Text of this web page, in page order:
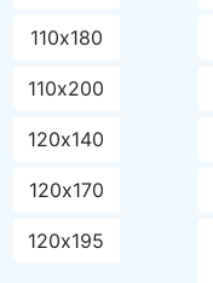
110х180
110х200
120х140
120х170
120х195